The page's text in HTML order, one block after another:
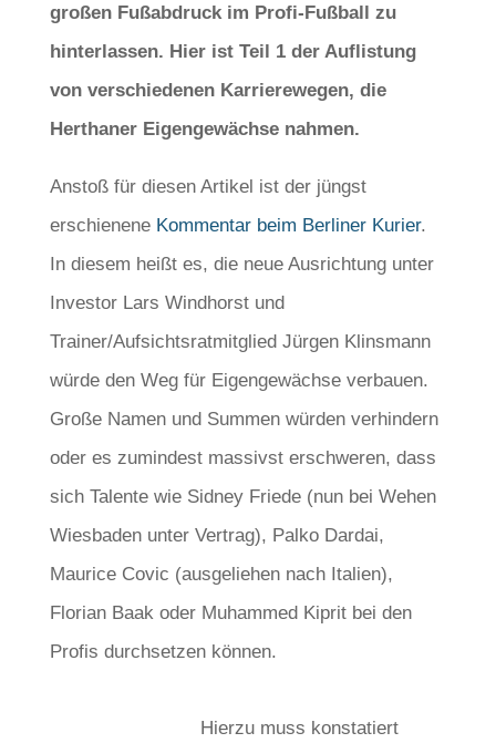
großen Fußabdruck im Profi-Fußball zu
hinterlassen. Hier ist Teil 1 der Auflistung
von verschiedenen Karrierewegen, die
Herthaner Eigengewächse nahmen.
Anstoß für diesen Artikel ist der jüngst
erschienene Kommentar beim Berliner Kurier.
In diesem heißt es, die neue Ausrichtung unter
Investor Lars Windhorst und
Trainer/Aufsichtsratmitglied Jürgen Klinsmann
würde den Weg für Eigengewächse verbauen.
Große Namen und Summen würden verhindern
oder es zumindest massivst erschweren, dass
sich Talente wie Sidney Friede (nun bei Wehen
Wiesbaden unter Vertrag), Palko Dardai,
Maurice Covic (ausgeliehen nach Italien),
Florian Baak oder Muhammed Kiprit bei den
Profis durchsetzen können.
Hierzu muss konstatiert